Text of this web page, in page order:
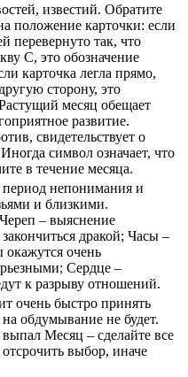
известий. Обратите
положение карточки: если
перевернуто так, что
С, это обозначение
карточка легла прямо,
сторону, это
месяц обещает
развитие.
свидетельствует о
символ означает, что
в течение месяца.
непонимания и
и близкими.
– выяснение
дракой; Часы –
окажутся очень
Сердце –
к разрыву отношений.
очень быстро принять
обдумывание не будет.
Месяц – сделайте все
выбор, иначе